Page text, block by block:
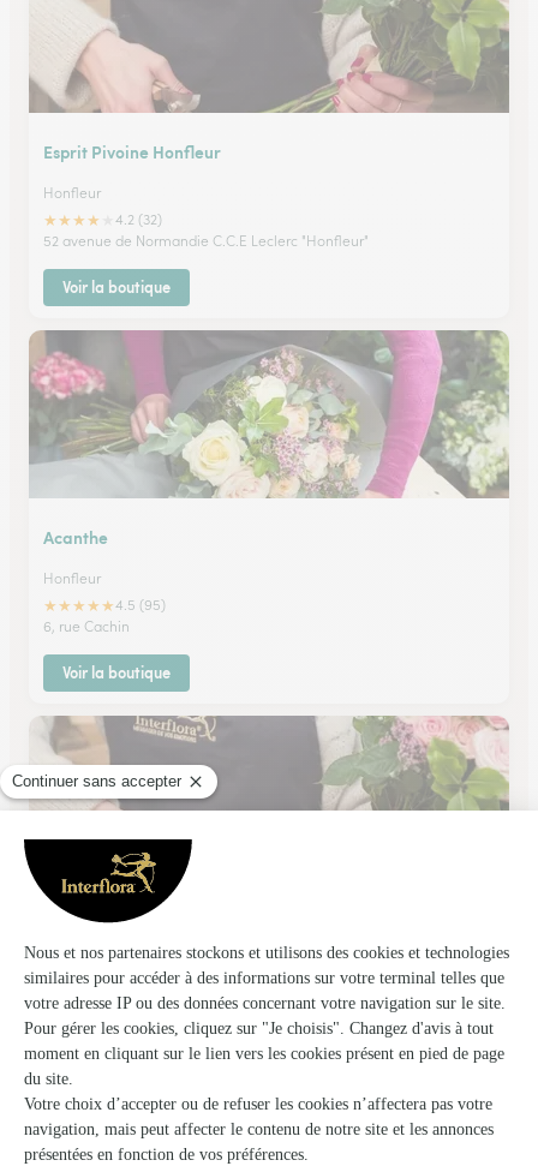
Esprit Pivoine Honfleur
Honfleur
★★★★
4.2 (32)
52 avenue de Normandie C.C.E Leclerc "Honfleur"
Voir la boutique
Acanthe
Honfleur
★★★★★4.5 (95)
6, rue Cachin
Voir la boutique
D’une Fleur A L’autre
Trouville Sur Mer
★
159 Rue Général de Gaulle
Voir la boutique